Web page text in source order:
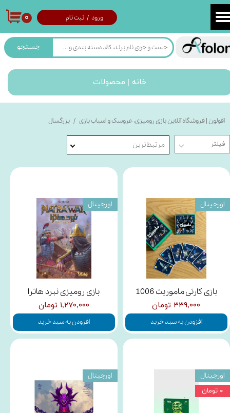
جستجو
ورود / ثبت نام
حساب کاربری من
تغییر گذر واژه
سفارشات
خروج از حساب کاربری
۰
خانه | محصولات
آفولون | فروشگاه آنلاین بازی رومیزی، عروسک و اسباب بازی بزرگسال
مرتبط‌ترین
بازی کارتی ماموریت 1006
۳۳۹,۰۰۰ تومان
افزودن به سبد خرید
اورجینال
بازی رومیزی نبرد هاترا
۱,۲۷۰,۰۰۰ تومان
افزودن به سبد خرید
اورجینال
اورجینال
۰ تومان
اورجینال